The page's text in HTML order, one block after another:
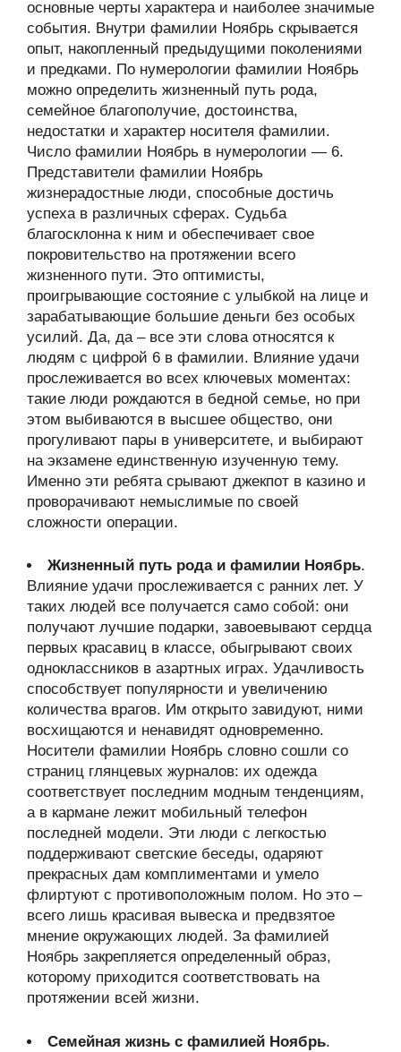
основные черты характера и наиболее значимые
события. Внутри фамилии Ноябрь скрывается
опыт, накопленный предыдущими поколениями
и предками. По нумерологии фамилии Ноябрь
можно определить жизненный путь рода,
семейное благополучие, достоинства,
недостатки и характер носителя фамилии.
Число фамилии Ноябрь в нумерологии — 6.
Представители фамилии Ноябрь
жизнерадостные люди, способные достичь
успеха в различных сферах. Судьба
благосклонна к ним и обеспечивает свое
покровительство на протяжении всего
жизненного пути. Это оптимисты,
проигрывающие состояние с улыбкой на лице и
зарабатывающие большие деньги без особых
усилий. Да, да – все эти слова относятся к
людям с цифрой 6 в фамилии. Влияние удачи
прослеживается во всех ключевых моментах:
такие люди рождаются в бедной семье, но при
этом выбиваются в высшее общество, они
прогуливают пары в университете, и выбирают
на экзамене единственную изученную тему.
Именно эти ребята срывают джекпот в казино и
проворачивают немыслимые по своей
сложности операции.
Жизненный путь рода и фамилии Ноябрь.
Влияние удачи прослеживается с ранних лет. У
таких людей все получается само собой: они
получают лучшие подарки, завоевывают сердца
первых красавиц в классе, обыгрывают своих
одноклассников в азартных играх. Удачливость
способствует популярности и увеличению
количества врагов. Им открыто завидуют, ними
восхищаются и ненавидят одновременно.
Носители фамилии Ноябрь словно сошли со
страниц глянцевых журналов: их одежда
соответствует последним модным тенденциям,
а в кармане лежит мобильный телефон
последней модели. Эти люди с легкостью
поддерживают светские беседы, одаряют
прекрасных дам комплиментами и умело
флиртуют с противоположным полом. Но это –
всего лишь красивая вывеска и предвзятое
мнение окружающих людей. За фамилией
Ноябрь закрепляется определенный образ,
которому приходится соответствовать на
протяжении всей жизни.
Семейная жизнь с фамилией Ноябрь.